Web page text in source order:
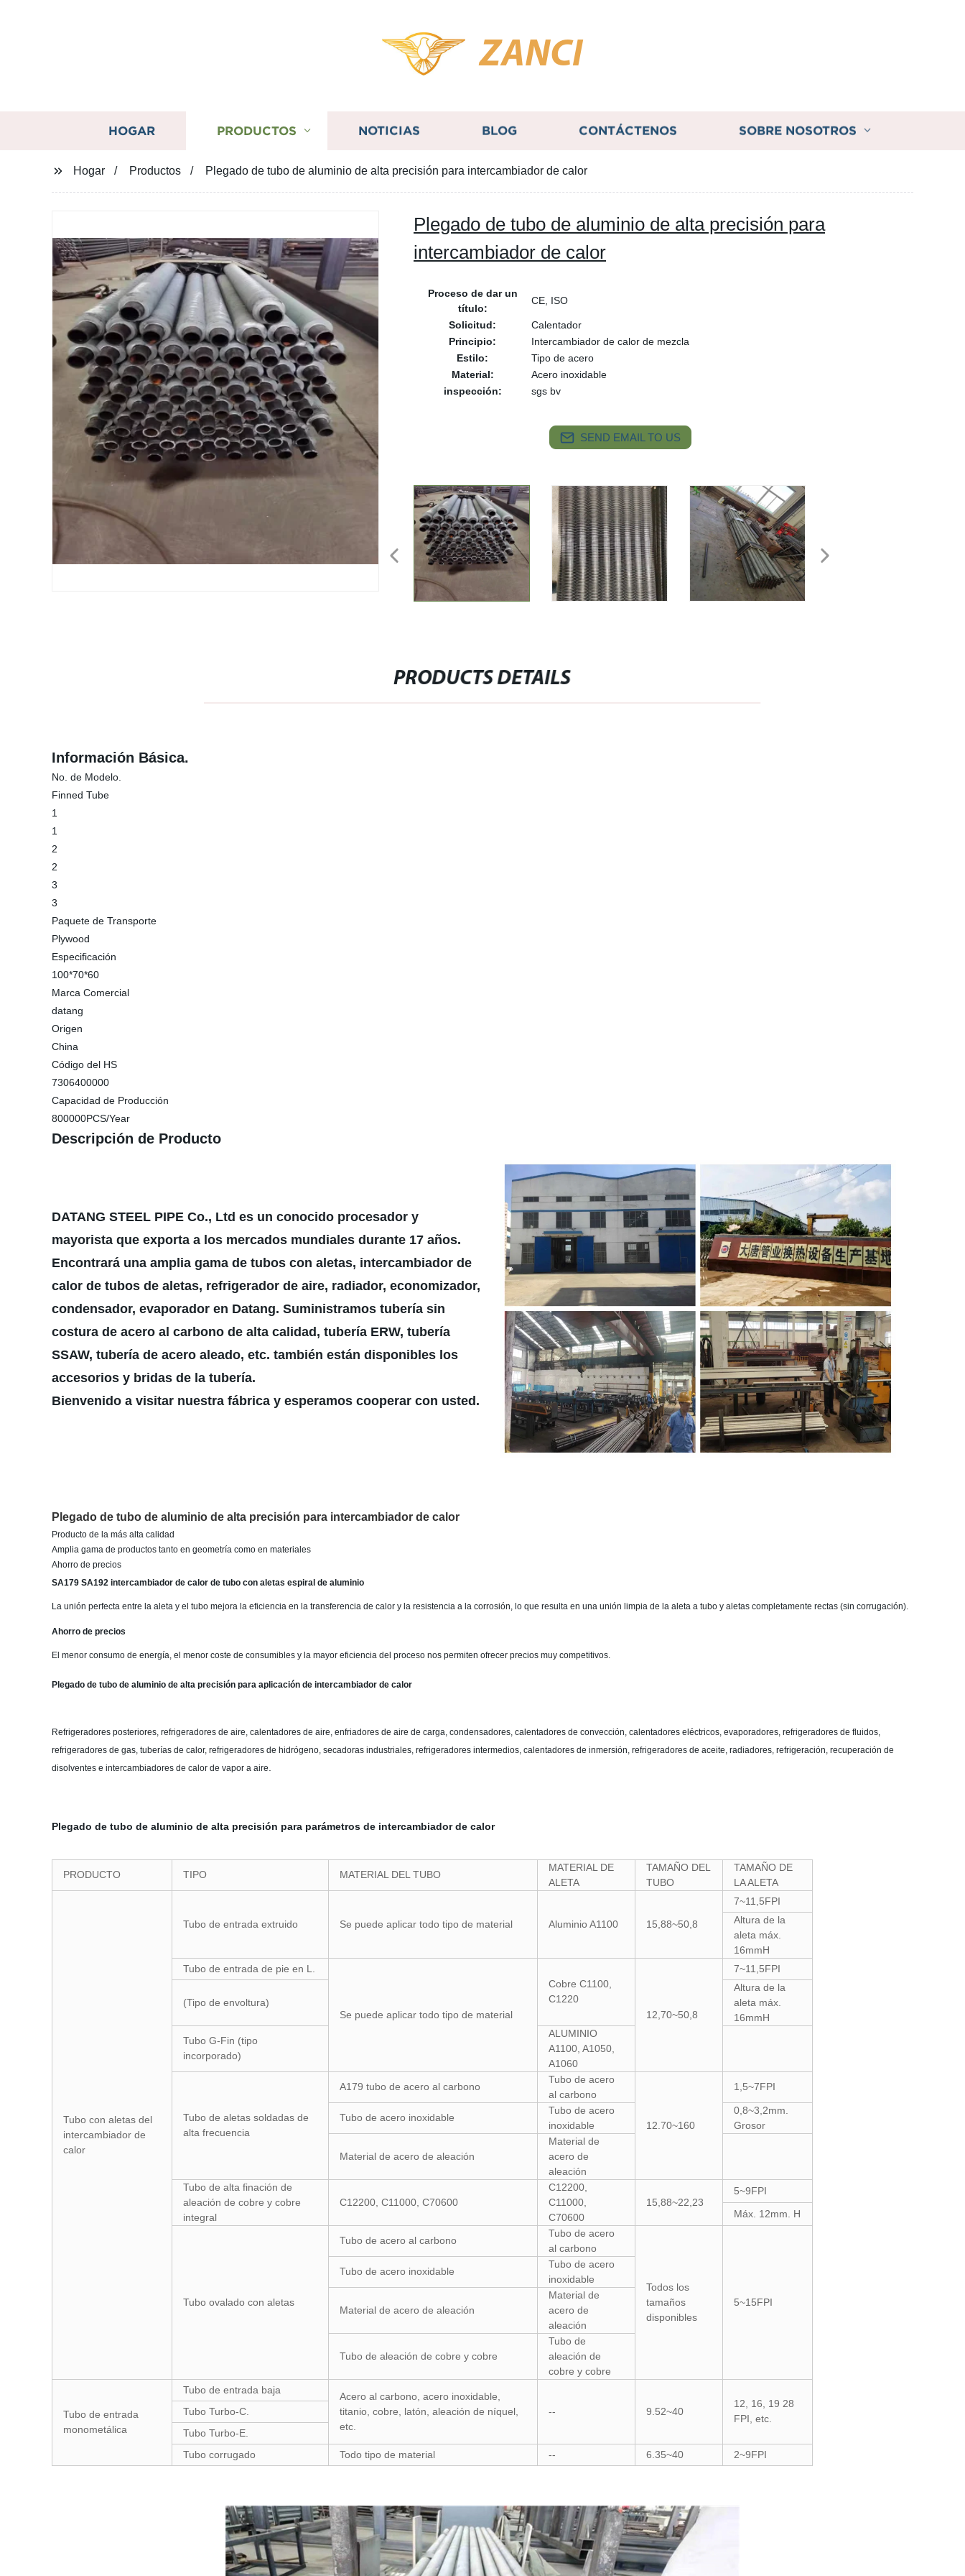
ZANCI
HOGAR PRODUCTOS NOTICIAS BLOG CONTÁCTENOS SOBRE NOSOTROS
Hogar Productos Plegado de tubo de aluminio de alta precisión para intercambiador de calor
Plegado de tubo de aluminio de alta precisión para
intercambiador de calor
Proceso de dar un
título:
CE, ISO
Solicitud:
Calentador
Principio:
Intercambiador de calor de mezcla
Estilo:
Tipo de acero
Material:
Acero inoxidable
inspección:
sgs bv
SEND EMAIL TO US
PRODUCTS DETAILS
Información Básica.
No. de Modelo.
Finned Tube
1
1
2
2
3
3
Paquete de Transporte
Plywood
Especificación
100*70*60
Marca Comercial
datang
Origen
China
Código del HS
7306400000
Capacidad de Producción
800000PCS/Year
Descripción de Producto
DATANG STEEL PIPE Co., Ltd es un conocido procesador y
mayorista que exporta a los mercados mundiales durante 17 años.
Encontrará una amplia gama de tubos con aletas, intercambiador de
calor de tubos de aletas, refrigerador de aire, radiador, economizador,
condensador, evaporador en Datang. Suministramos tubería sin
costura de acero al carbono de alta calidad, tubería ERW, tubería
SSAW, tubería de acero aleado, etc. también están disponibles los
accesorios y bridas de la tubería.
Bienvenido a visitar nuestra fábrica y esperamos cooperar con usted.
Plegado de tubo de aluminio de alta precisión para intercambiador de calor
Producto de la más alta calidad
Amplia gama de productos tanto en geometría como en materiales
Ahorro de precios
SA179 SA192 intercambiador de calor de tubo con aletas espiral de aluminio
La unión perfecta entre la aleta y el tubo mejora la eficiencia en la transferencia de calor y la resistencia a la corrosión, lo que resulta en una unión limpia de la aleta a tubo y aletas completamente rectas (sin corrugación).
Ahorro de precios
El menor consumo de energía, el menor coste de consumibles y la mayor eficiencia del proceso nos permiten ofrecer precios muy competitivos.
Plegado de tubo de aluminio de alta precisión para aplicación de intercambiador de calor
Refrigeradores posteriores, refrigeradores de aire, calentadores de aire, enfriadores de aire de carga, condensadores, calentadores de convección, calentadores eléctricos, evaporadores, refrigeradores de fluidos,
refrigeradores de gas, tuberías de calor, refrigeradores de hidrógeno, secadoras industriales, refrigeradores intermedios, calentadores de inmersión, refrigeradores de aceite, radiadores, refrigeración, recuperación de
disolventes e intercambiadores de calor de vapor a aire
Plegado de tubo de aluminio de alta precisión para parámetros de intercambiador de calor
PRODUCTO TIPO MATERIAL DEL TUBO
MATERIAL DE
ALETA
TAMAÑO DEL
TUBO
TAMAÑO DE
LA ALETA
Tubo con aletas del
intercambiador de
calor
Tubo de entrada extruido Se puede aplicar todo tipo de material Aluminio A1100 15,88~50,8
7~11,5FPI
Altura de la
aleta máx.
16mmH
Tubo de entrada de pie en L.
Se puede aplicar todo tipo de material
Cobre C1100,
C1220
12,70~50,8
7~11,5FPI
(Tipo de envoltura)
Altura de la
aleta máx.
16mmH
Tubo G-Fin (tipo
incorporado)
ALUMINIO
A1100, A1050,
A1060
Tubo de aletas soldadas de
alta frecuencia
A179 tubo de acero al carbono
Tubo de acero
al carbono
12.70~160
1,5~7FPI
Tubo de acero inoxidable
Tubo de acero
inoxidable
0,8~3,2mm.
Grosor
Material de acero de aleación
Material de
acero de
aleación
Tubo de alta finación de
aleación de cobre y cobre
integral
C12200, C11000, C70600
C12200,
C11000,
C70600
15,88~22,23
5~9FPI
Máx. 12mm. H
Tubo ovalado con aletas
Tubo de acero al carbono
Tubo de acero
al carbono
Todos los
tamaños
disponibles
5~15FPI
Tubo de acero inoxidable
Tubo de acero
inoxidable
Material de acero de aleación
Material de
acero de
aleación
Tubo de aleación de cobre y cobre
Tubo de
aleación de
cobre y cobre
Tubo de entrada
monometálica
Tubo de entrada baja
Acero al carbono, acero inoxidable,
titanio, cobre, latón, aleación de níquel,
etc.
-- 9.52~40
12, 16, 19 28
FPI, etc.
Tubo Turbo-C.
Tubo Turbo-E.
Tubo corrugado
Todo tipo de material -- 6.35~40 2~9FPI